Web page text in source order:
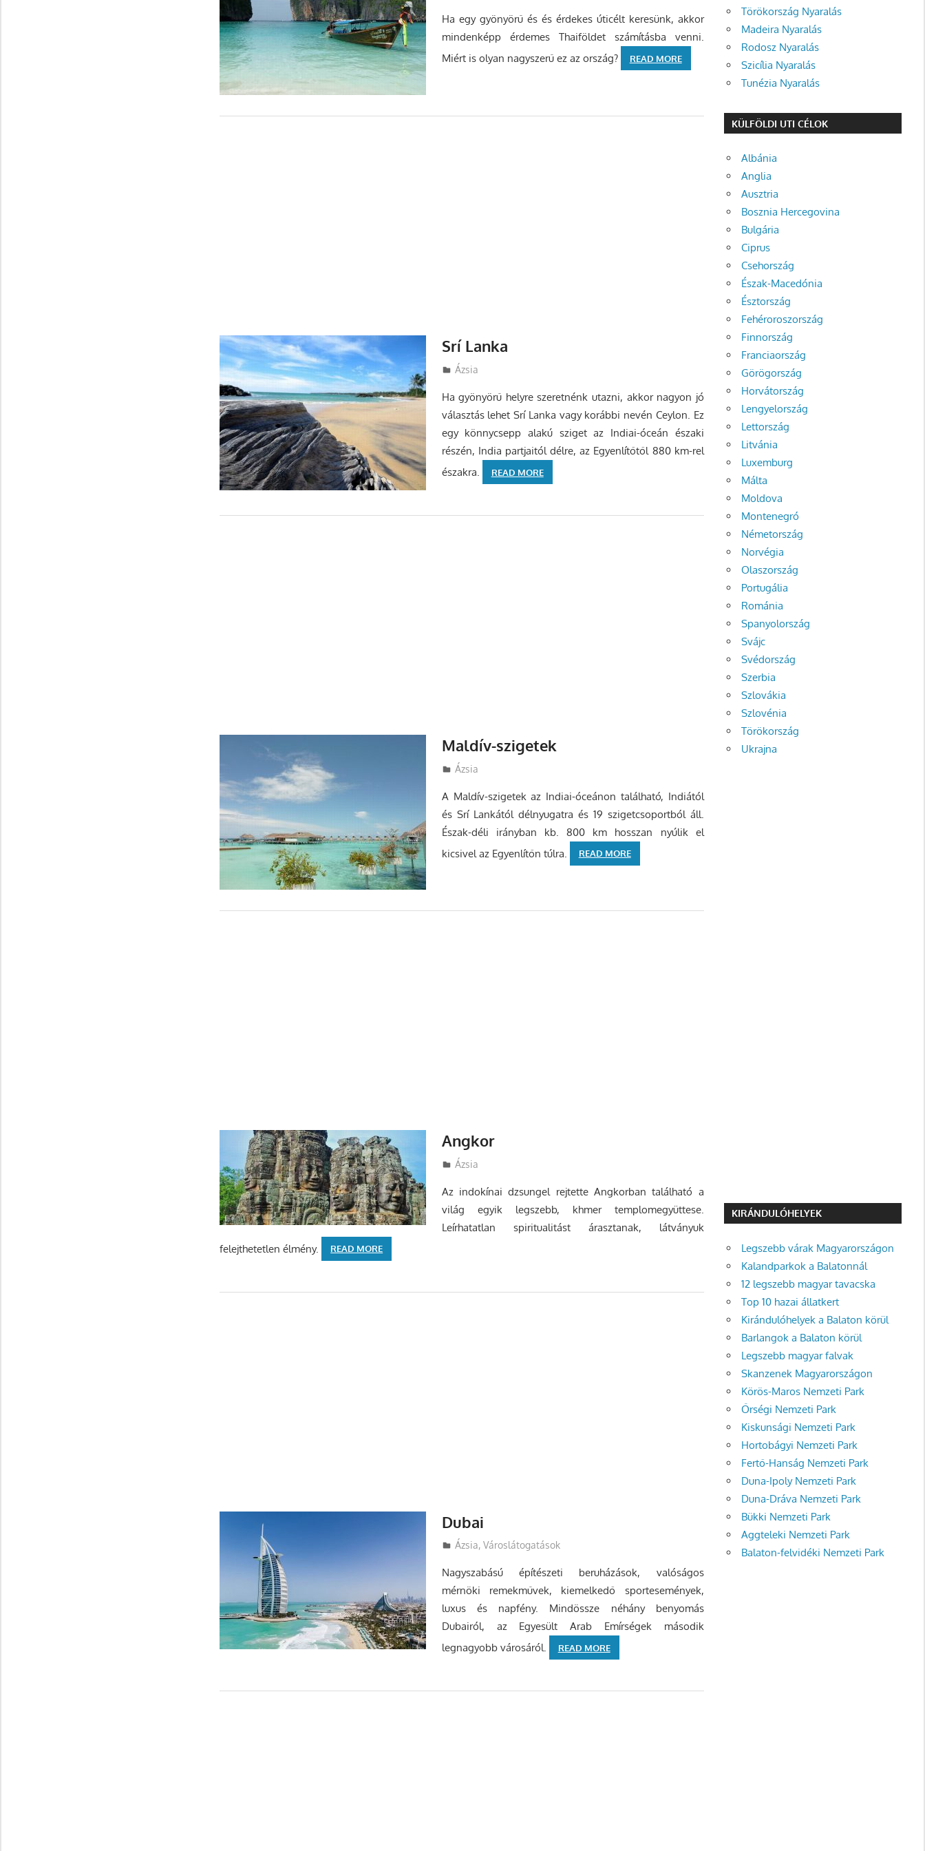
Ha egy gyönyörű és és érdekes úticélt keresünk, akkor
mindenképp érdemes Thaiföldet számításba venni.
Miért is olyan nagyszerű ez az ország?
READ MORE
Srí Lanka
Utazasok.org
Ázsia
Ha gyönyörű helyre szeretnénk utazni, akkor nagyon jó
választás lehet Srí Lanka vagy korábbi nevén Ceylon. Ez
egy könnycsepp alakú sziget az Indiai-óceán északi
részén, India partjaitól délre, az Egyenlítőtől 880 km-rel
északra.
READ MORE
Maldív-szigetek
Utazasok.org
Ázsia
A Maldív-szigetek az Indiai-óceánon található, Indiától
és Srí Lankától délnyugatra és 19 szigetcsoportból áll.
Észak-déli irányban kb. 800 km hosszan nyúlik el
kicsivel az Egyenlítőn túlra.
READ MORE
Angkor
Utazasok.org
Ázsia
Az indokínai dzsungel rejtette Angkorban található a
világ egyik legszebb, khmer templomegyüttese.
Leírhatatlan spiritualitást árasztanak, látványuk
felejthetetlen élmény.
READ MORE
Dubai
Utazasok.org
Ázsia, Városlátogatások
Nagyszabású építészeti beruházások, valóságos
mérnöki remekművek, kiemelkedő sportesemények,
luxus és napfény. Mindössze néhány benyomás
Dubairól, az Egyesült Arab Emírségek második
legnagyobb városáról.
READ MORE
Törökország Nyaralás
Madeira Nyaralás
Rodosz Nyaralás
Szicília Nyaralás
Tunézia Nyaralás
KÜLFÖLDI UTI CÉLOK
Albánia
Anglia
Ausztria
Bosznia Hercegovina
Bulgária
Ciprus
Csehország
Észak-Macedónia
Észtország
Fehéroroszország
Finnország
Franciaország
Görögország
Horvátország
Lengyelország
Lettország
Litvánia
Luxemburg
Málta
Moldova
Montenegró
Németország
Norvégia
Olaszország
Portugália
Románia
Spanyolország
Svájc
Svédország
Szerbia
Szlovákia
Szlovénia
Törökország
Ukrajna
KIRÁNDULÓHELYEK
Legszebb várak Magyarországon
Kalandparkok a Balatonnál
12 legszebb magyar tavacska
Top 10 hazai állatkert
Kirándulóhelyek a Balaton körül
Barlangok a Balaton körül
Legszebb magyar falvak
Skanzenek Magyarországon
Körös-Maros Nemzeti Park
Őrségi Nemzeti Park
Kiskunsági Nemzeti Park
Hortobágyi Nemzeti Park
Fertő-Hanság Nemzeti Park
Duna-Ipoly Nemzeti Park
Duna-Dráva Nemzeti Park
Bükki Nemzeti Park
Aggteleki Nemzeti Park
Balaton-felvidéki Nemzeti Park